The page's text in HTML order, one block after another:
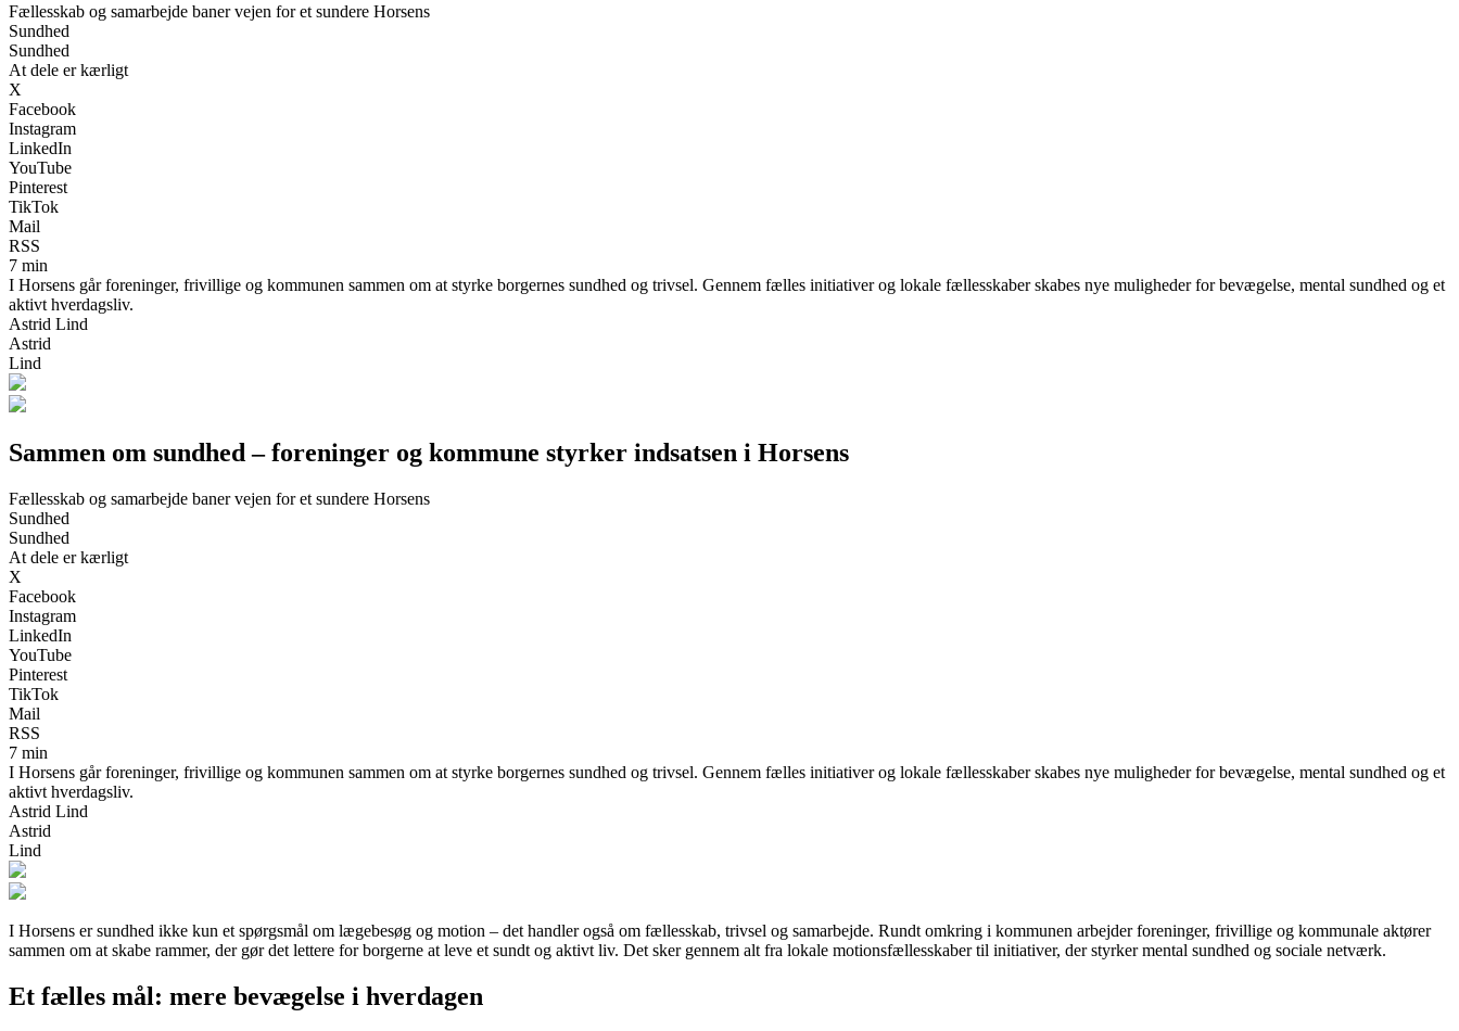
Fællesskab og samarbejde baner vejen for et sundere Horsens
Sundhed
Sundhed
At dele er kærligt
X
Facebook
Instagram
LinkedIn
YouTube
Pinterest
TikTok
Mail
RSS
7 min
I Horsens går foreninger, frivillige og kommunen sammen om at styrke borgernes sundhed og trivsel. Gennem fælles initiativer og lokale fællesskaber skabes nye muligheder for bevægelse, mental sundhed og et
aktivt hverdagsliv.
Astrid Lind
Astrid
Lind
Sammen om sundhed – foreninger og kommune styrker indsatsen i Horsens
Fællesskab og samarbejde baner vejen for et sundere Horsens
Sundhed
Sundhed
At dele er kærligt
X
Facebook
Instagram
LinkedIn
YouTube
Pinterest
TikTok
Mail
RSS
7 min
I Horsens går foreninger, frivillige og kommunen sammen om at styrke borgernes sundhed og trivsel. Gennem fælles initiativer og lokale fællesskaber skabes nye muligheder for bevægelse, mental sundhed og et
aktivt hverdagsliv.
Astrid Lind
Astrid
Lind
I Horsens er sundhed ikke kun et spørgsmål om lægebesøg og motion – det handler også om fællesskab, trivsel og samarbejde. Rundt omkring i kommunen arbejder foreninger, frivillige og kommunale aktører
sammen om at skabe rammer, der gør det lettere for borgerne at leve et sundt og aktivt liv. Det sker gennem alt fra lokale motionsfællesskaber til initiativer, der styrker mental sundhed og sociale netværk.
Et fælles mål: mere bevægelse i hverdagen